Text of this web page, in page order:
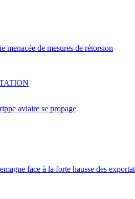
menacée de mesures de rétorsion
aviaire se propage
face à la forte hausse des